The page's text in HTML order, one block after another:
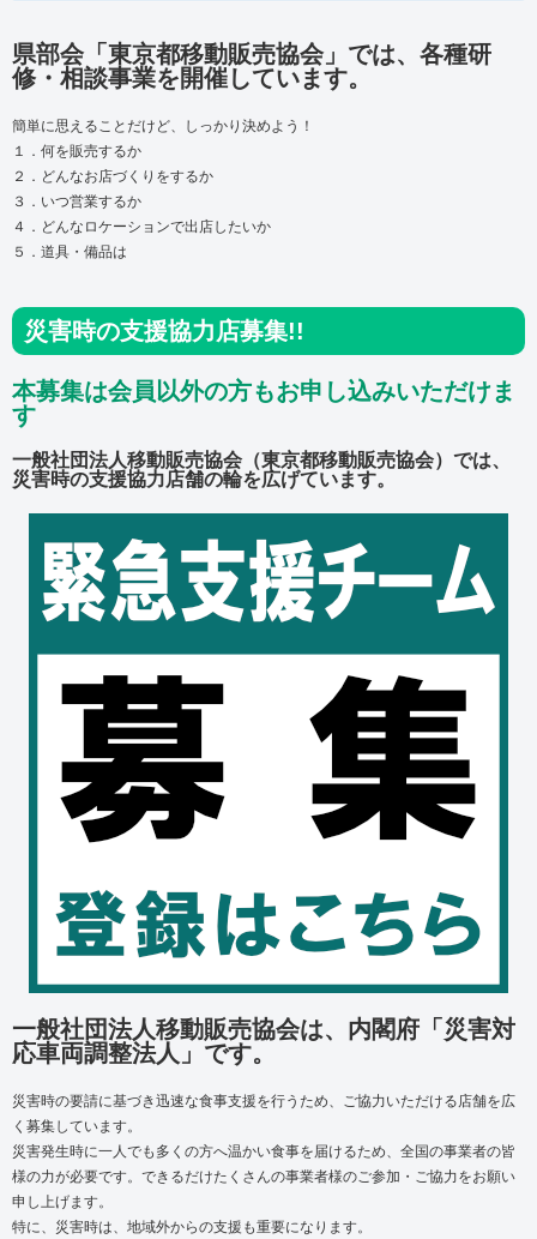
県部会「東京都移動販売協会」では、各種研
修・相談事業を開催しています。
簡単に思えることだけど、しっかり決めよう！
１．何を販売するか
２．どんなお店づくりをするか
３．いつ営業するか
４．どんなロケーションで出店したいか
５．道具・備品は
災害時の支援協力店募集!!
本募集は会員以外の方もお申し込みいただけま
す
一般社団法人移動販売協会（東京都移動販売協会）では、
災害時の支援協力店舗の輪を広げています。
一般社団法人移動販売協会は、内閣府「災害対
応車両調整法人」です。
災害時の要請に基づき迅速な食事支援を行うため、ご協力いただける店舗を広
く募集しています。
災害発生時に一人でも多くの方へ温かい食事を届けるため、 全国の事業者の皆
様の力が必要です。 できるだけたくさんの事業者様のご参加・ご協力をお願い
申し上げます。
特に、災害時は、地域外からの支援も重要になります。